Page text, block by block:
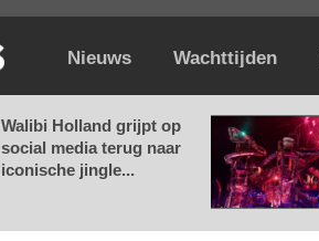
Nieuws Wachttijden
Walibi Holland grijpt op
social media terug naar
iconische jingle...